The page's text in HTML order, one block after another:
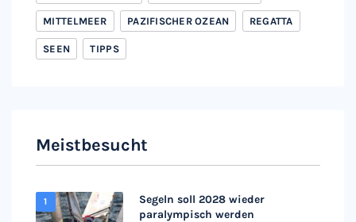
MITTELMEER PAZIFISCHER OZEAN REGATTA
SEEN TIPPS
Meistbesucht
Segeln soll 2028 wieder
paralympisch werden